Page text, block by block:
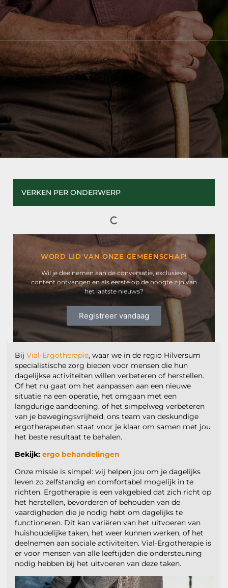
BijVial-Ergotherapie, waar we in de regio Hilversum
specialistische zorg bieden voor mensen die hun
dagelijkse activiteiten willen verbeteren of herstellen.
Of het nu gaat om het aanpassen aan een nieuwe
situatie na een operatie, het omgaan met een
langdurige aandoening, of het simpelweg verbeteren
van je bewegingsvrijheid, ons team van deskundige
ergotherapeuten staat voor je klaar om samen met jou
het beste resultaat te behalen.
Bekijk:ergo behandelingen
Onze missie is simpel: wij helpen jou om je dagelijks
leven zo zelfstandig en comfortabel mogelijk in te
richten. Ergotherapie is een vakgebied dat zich richt op
het herstellen, bevorderen of behouden van de
vaardigheden die je nodig hebt om dagelijks te
functioneren. Dit kan variëren van het uitvoeren van
huishoudelijke taken, het weer kunnen werken, of het
deelnemen aan sociale activiteiten. Vial-Ergotherapie is
er voor mensen van alle leeftijden die ondersteuning
nodig hebben bij het uitvoeren van deze taken.
VERKEN PER ONDERWERP
WORD LID VAN ONZE GEMEENSCHAP!
Wil je deelnemen aan de conversatie, exclusieve
content ontvangen en als eerste op de hoogte zijn van
het laatste nieuws?
Registreer vandaag